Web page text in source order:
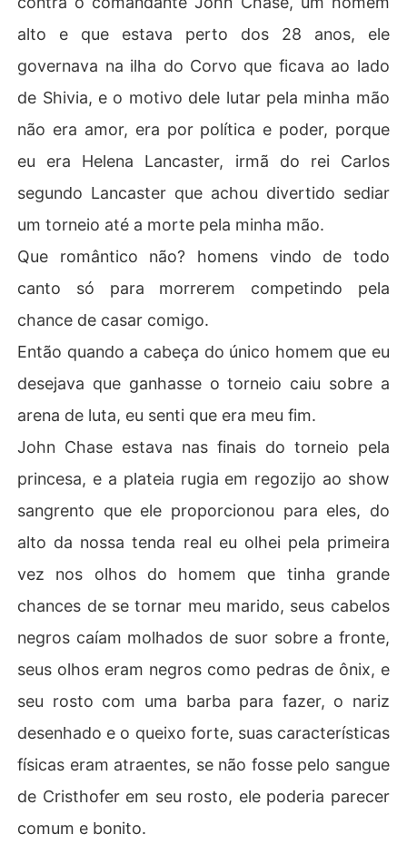
Em um torneio pela mão da princesa Helena Lancaster
ela vê seu destino se cruzar com John Chase, um coma
ndante e guerreiro temível, com uma personalidade pec
uliar ele era tudo que ela detestava, possessivo, audaci
oso, autoritário,  e dominante ao extremo, e ele era o qu
e mais tinha chances de ganhar o torneio por sua mão.
Mas John Chase era muito mais que um comandante da
ilha do Corvo, ele escondia um segredo sombrio, que m
udaria sua vida para sempre.
Uma Ilha repleta de homens misteriosos, com seus próp
rios segredos e conflitos, e ela seria senhora deles, logo
Helena descobriria que um grande perigo a ronda na ilh
a, poderia ela confiar no marido para protegê-la?
alto e que estava perto dos 28 anos, ele
governava na ilha do Corvo que ficava ao lado
de Shivia, e o motivo dele lutar pela minha mão
não era amor, era por política e poder, porque
eu era Helena Lancaster, irmã do rei Carlos
segundo Lancaster que achou divertido sediar
um torneio até a morte pela minha mão.
Que romântico não? homens vindo de todo
canto só para morrerem competindo pela
chance de casar comigo.
Então quando a cabeça do único homem que eu
desejava que ganhasse o torneio caiu sobre a
arena de luta, eu senti que era meu fim.
John Chase estava nas finais do torneio pela
princesa, e a plateia rugia em regozijo ao show
sangrento que ele proporcionou para eles, do
alto da nossa tenda real eu olhei pela primeira
vez nos olhos do homem que tinha grande
chances de se tornar meu marido, seus cabelos
negros caíam molhados de suor sobre a fronte,
seus olhos eram negros como pedras de ônix, e
seu rosto com uma barba para fazer, o nariz
desenhado e o queixo forte, suas características
físicas eram atraentes, se não fosse pelo sangue
de Cristhofer em seu rosto, ele poderia parecer
comum e bonito.